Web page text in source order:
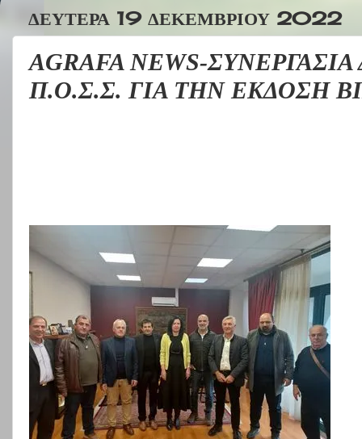
ΔΕΥΤΈΡΑ 19 ΔΕΚΕΜΒΡΊΟΥ 2022
AGRAFA NEWS-
Π.Ο.Σ.Σ. ΓΙΑ ΤΗΝ ΕΚΔΟΣΗ